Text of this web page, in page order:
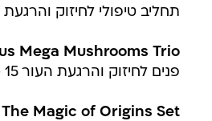
תחליב טיפולי לחיזוק והרגעת העור 50 מ"ל.מחיר
Mega Mushrooms Trio
פנים לחיזוק והרגעת העור 15 מ"ל. קרם לחות לחיזוק והרגעת העור 15 מ"ל. מחיר לצרכן- 160 ₪
Magic of Origins Set